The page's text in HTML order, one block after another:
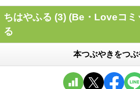
ちはやふる (3) (Be・Loveコミ
る
本つぶやきをつぶ